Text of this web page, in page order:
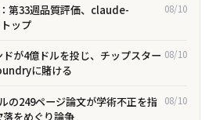
第33週品質評価、claude-
ップ
08/10
が4億ドルを投じ、チップスター
に賭ける
08/10
の249ページ論文が学術不正を指
をめぐり論争
08/10